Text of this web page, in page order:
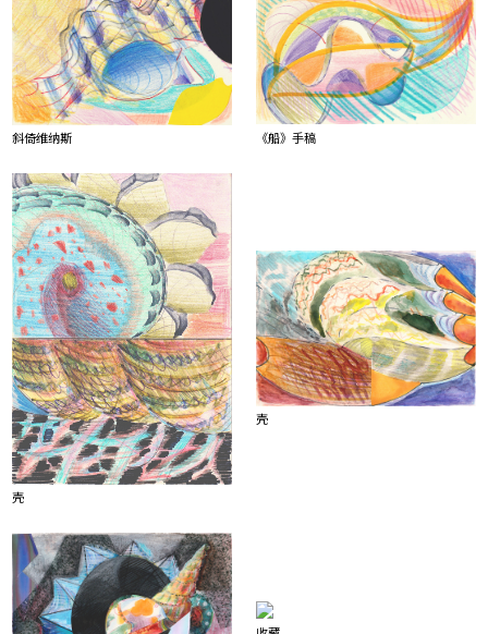
斜倚维纳斯 《船》手稿
壳
壳